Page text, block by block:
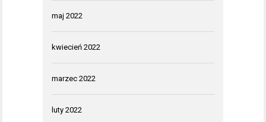
maj 2022
kwiecień 2022
marzec 2022
luty 2022